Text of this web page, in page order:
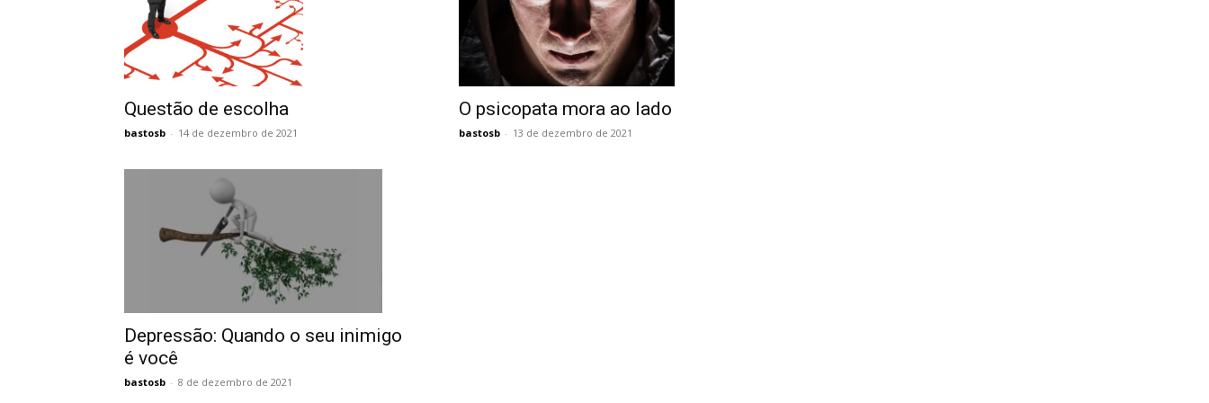
Questão de escolha
bastosb - 14 de dezembro de 2021
O psicopata mora ao lado
bastosb - 13 de dezembro de 2021
Depressão: Quando o seu inimigo
é você
bastosb - 8 de dezembro de 2021